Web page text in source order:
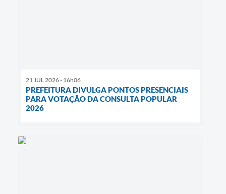
21 JUL 2026 - 16h06
PREFEITURA DIVULGA PONTOS PRESENCIAIS
PARA VOTAÇÃO DA CONSULTA POPULAR
2026